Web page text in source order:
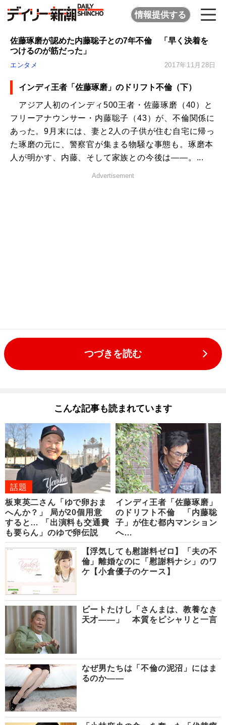
情報提供する
佐藤琢磨が認めた内藤聡子との7年不倫 「早く決着を
つけるのが筋だった」
エンタメ 2017年11月28日
インディ王者「佐藤琢磨」のドリフト不倫（下）
アジア人初のインディ500王者・佐藤琢磨（40）と
フリーアナウンサー・内藤聡子（43）が、不倫関係に
あった。9月末には、妻と2人の子供が住む自宅に帰っ
た琢磨の元に、警察官が集まる物騒な事態も。琢磨本
人が明かす、内藤、そして家族との今後は――。...
Advertisement
つづきを読む
こんな記事も読まれています
話題
板東英二さん「ゆで卵おま
へんか？」 局が20個用意
すると… 「出演料も交通費
も要らん」のゆで卵伝説
インディ王者「佐藤琢磨」
のドリフト不倫 「内藤聡
子」が住む都内マンション
へ…
【浮気しても慰謝料ゼロ】「夫の不
倫」離婚なのに「慰謝料ナシ」のワ
ケ【小倉優子のケース】
ビートたけし「さんまは、教養なき
天才――」 本質をピシャリと一言
なぜ男たちは「不倫の泥沼」にはま
るのか――